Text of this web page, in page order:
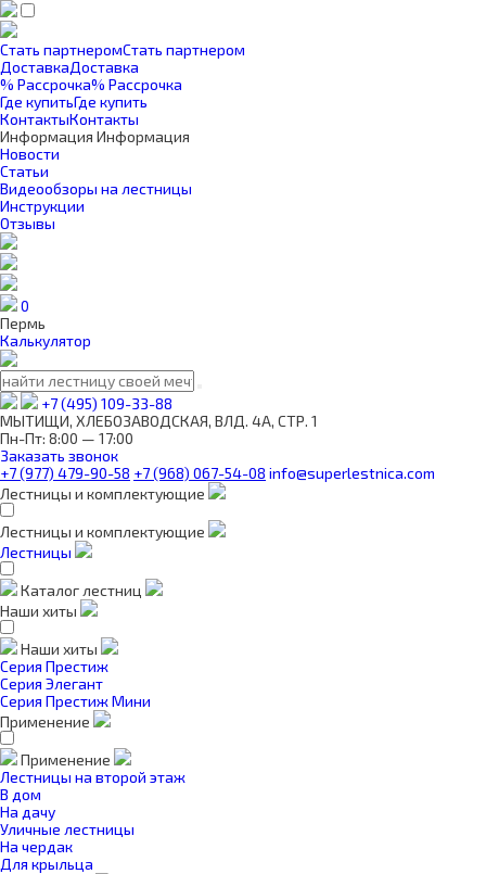
Стать партнеромСтать партнером
ДоставкаДоставка
% Рассрочка% Рассрочка
Где купитьГде купить
КонтактыКонтакты
Информация Информация
Новости
Статьи
Видеообзоры на лестницы
Инструкции
Отзывы
0
Пермь
Калькулятор
+7 (495) 109-33-88
МЫТИЩИ, ХЛЕБОЗАВОДСКАЯ, ВЛД. 4А, СТР. 1
Пн-Пт: 8:00 — 17:00
Заказать звонок
+7 (977) 479-90-58 +7 (968) 067-54-08 info@superlestnica.com
Лестницы и комплектующие
Лестницы и комплектующие
Лестницы
Каталог лестниц
Наши хиты
Наши хиты
Серия Престиж
Серия Элегант
Серия Престиж Мини
Применение
Применение
Лестницы на второй этаж
В дом
На дачу
Уличные лестницы
На чердак
Для крыльца